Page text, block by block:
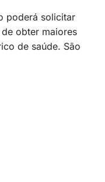
poderá solicitar
obter maiores
de saúde. São